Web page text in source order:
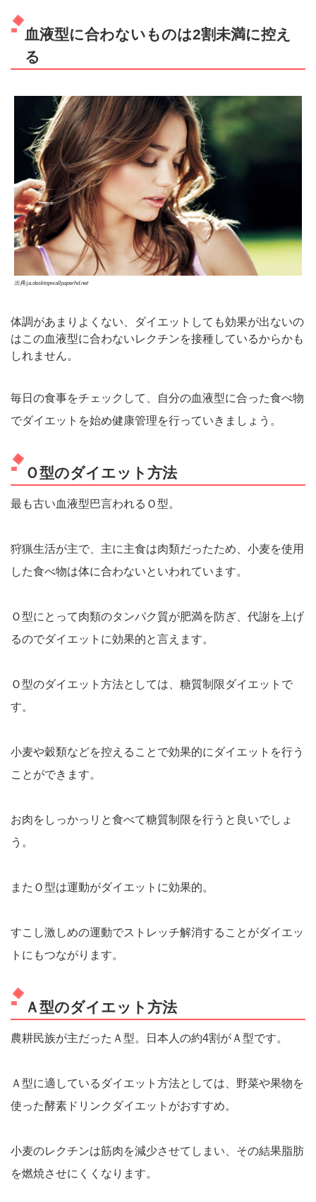
血液型に合わないものは2割未満に控え
る
出典:ja.desktopwallpaperhd.net
体調があまりよくない、ダイエットしても効果が出ないの
はこの血液型に合わないレクチンを接種しているからかも
しれません。
毎日の食事をチェックして、自分の血液型に合った食べ物
でダイエットを始め健康管理を行っていきましょう。
Ｏ型のダイエット方法
最も古い血液型巴言われるＯ型。
狩猟生活が主で、主に主食は肉類だったため、小麦を使用
した食べ物は体に合わないといわれています。
Ｏ型にとって肉類のタンパク質が肥満を防ぎ、代謝を上げ
るのでダイエットに効果的と言えます。
Ｏ型のダイエット方法としては、糖質制限ダイエットで
す。
小麦や穀類などを控えることで効果的にダイエットを行う
ことができます。
お肉をしっかっリと食べて糖質制限を行うと良いでしょ
う。
またＯ型は運動がダイエットに効果的。
すこし激しめの運動でストレッチ解消することがダイエッ
トにもつながります。
Ａ型のダイエット方法
農耕民族が主だったＡ型。日本人の約4割がＡ型です。
Ａ型に適しているダイエット方法としては、野菜や果物を
使った酵素ドリンクダイエットがおすすめ。
小麦のレクチンは筋肉を減少させてしまい、その結果脂肪
を燃焼させにくくなります。